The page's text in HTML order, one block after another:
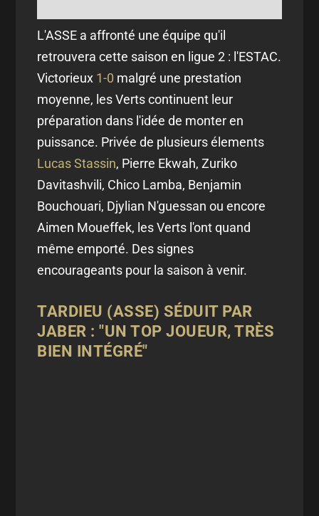
L'ASSE a affronté une équipe qu'il
retrouvera cette saison en ligue 2 : l'ESTAC.
Victorieux 1-0 malgré une prestation
moyenne, les Verts continuent leur
préparation dans l'idée de monter en
puissance. Privée de plusieurs élements
Lucas Stassin, Pierre Ekwah, Zuriko
Davitashvili, Chico Lamba, Benjamin
Bouchouari, Djylian N'guessan ou encore
Aimen Moueffek, les Verts l'ont quand
même emporté. Des signes
encourageants pour la saison à venir.
TARDIEU (ASSE) SÉDUIT PAR
JABER : "UN TOP JOUEUR, TRÈS
BIEN INTÉGRÉ"